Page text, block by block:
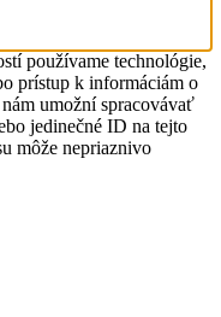
používame technológie,
prístup k informáciám o
umožní spracovávať
jedinečné ID na tejto
môže nepriaznivo